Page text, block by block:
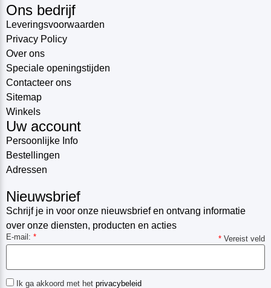
Ons bedrijf
Leveringsvoorwaarden
Privacy Policy
Over ons
Speciale openingstijden
Contacteer ons
Sitemap
Winkels
Uw account
Persoonlijke Info
Bestellingen
Adressen
Nieuwsbrief
Schrijf je in voor onze nieuwsbrief en ontvang informatie
over onze diensten, producten en acties
* Vereist veld
E-mail: *
Ik ga akkoord met het privacybeleid